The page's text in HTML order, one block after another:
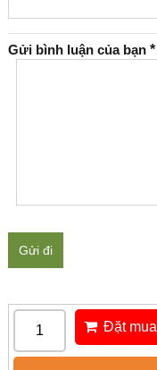
Gửi bình luận của bạn *
Gửi đi
Đặt mua